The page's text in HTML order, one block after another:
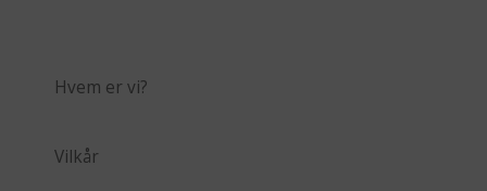
Hvem er vi?
Vilkår